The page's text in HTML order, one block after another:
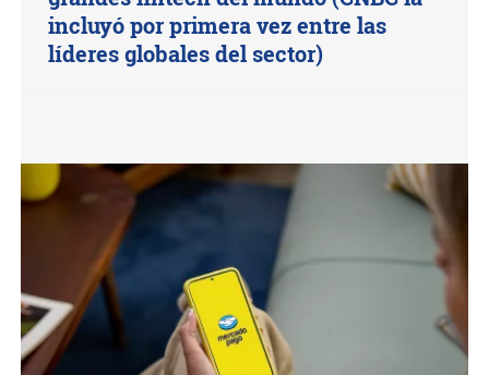
incluyó por primera vez entre las
líderes globales del sector)